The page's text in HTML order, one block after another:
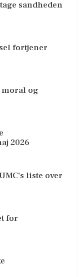
sandheden
fortjener
moral og
2026
liste over
for